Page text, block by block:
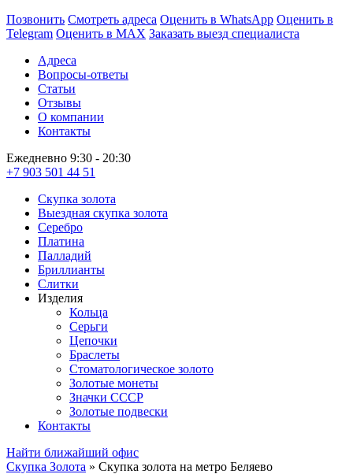
Позвонить Смотреть адреса Оценить в WhatsApp Оценить в
Telegram Оценить в MAX Заказать выезд специалиста
Адреса
Вопросы-ответы
Статьи
Отзывы
О компании
Контакты
Ежедневно 9:30 - 20:30
+7 903 501 44 51
Скупка золота
Выездная скупка золота
Серебро
Платина
Палладий
Бриллианты
Слитки
Изделия
Кольца
Серьги
Цепочки
Браслеты
Стоматологическое золото
Золотые монеты
Значки СССР
Золотые подвески
Контакты
Найти ближайший офис
Скупка Золота » Скупка золота на метро Беляево